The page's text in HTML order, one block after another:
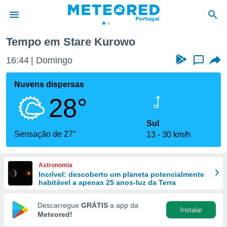
da
foi
fornecidas
a este
das
e
forma
digital
Tempo em Stare Kurowo
16:44 Domingo ...
Nuvens dispersas
28°
Sensação de 27°
Sul
13
30 km/h
Astronomia
Incrível: descoberto um planeta potencialmente
habitável a apenas 25 anos-luz da Terra
Descarregue GRÁTIS a app da
Meteored!
Instalar